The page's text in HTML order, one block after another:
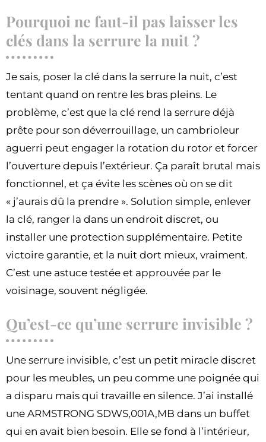
Pourquoi ne faut-il pas laisser les
clés dans la serrure la nuit ?
Je sais, poser la clé dans la serrure la nuit, c’est
tentant quand on rentre les bras pleins. Le
problème, c’est que la clé rend la serrure déjà
prête pour son déverrouillage, un cambrioleur
aguerri peut engager la rotation du rotor et forcer
l’ouverture depuis l’extérieur. Ça paraît brutal mais
fonctionnel, et ça évite les scènes où on se dit
« j’aurais dû la prendre ». Solution simple, enlever
la clé, ranger la dans un endroit discret, ou
installer une protection supplémentaire. Petite
victoire garantie, et la nuit dort mieux, vraiment.
C’est une astuce testée et approuvée par le
voisinage, souvent négligée.
Qu’est-ce qu’une serrure invisible ?
Une serrure invisible, c’est un petit miracle discret
pour les meubles, un peu comme une poignée qui
a disparu mais qui travaille en silence. J’ai installé
une ARMSTRONG SDWS,001A,MB dans un buffet
qui en avait bien besoin. Elle se fond à l’intérieur,